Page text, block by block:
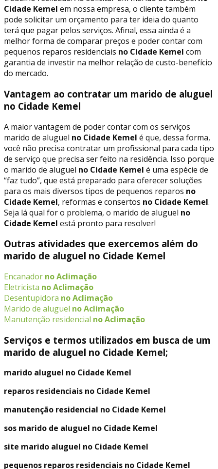
Cidade Kemel em nossa empresa, o cliente também
pode solicitar um orçamento para ter ideia do quanto
terá que pagar pelos serviços. Afinal, essa ainda é a
melhor forma de comparar preços e poder contar com
pequenos reparos residenciais no Cidade Kemel com
garantia de investir na melhor relação de custo-benefício
do mercado.
Vantagem ao contratar um marido de aluguel
no Cidade Kemel
A maior vantagem de poder contar com os serviços
marido de aluguel no Cidade Kemel é que, dessa forma,
você não precisa contratar um profissional para cada tipo
de serviço que precisa ser feito na residência. Isso porque
o marido de aluguel no Cidade Kemel é uma espécie de
“faz tudo”, que está preparado para oferecer soluções
para os mais diversos tipos de pequenos reparos no
Cidade Kemel, reformas e consertos no Cidade Kemel.
Seja lá qual for o problema, o marido de aluguel no
Cidade Kemel está pronto para resolver!
Outras atividades que exercemos além do
marido de aluguel no Cidade Kemel
Encanador no Aclimação
Eletricista no Aclimação
Desentupidora no Aclimação
Marido de aluguel no Aclimação
Manutenção residencial no Aclimação
Serviços e termos utilizados em busca de um
marido de aluguel no Cidade Kemel;
marido aluguel no Cidade Kemel
reparos residenciais no Cidade Kemel
manutenção residencial no Cidade Kemel
sos marido de aluguel no Cidade Kemel
site marido aluguel no Cidade Kemel
pequenos reparos residenciais no Cidade Kemel